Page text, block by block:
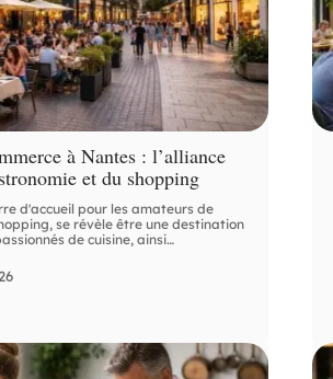
à Nantes : l’alliance
et du shopping
d'accueil pour les amateurs de
se révèle être une destination
de cuisine, ainsi…